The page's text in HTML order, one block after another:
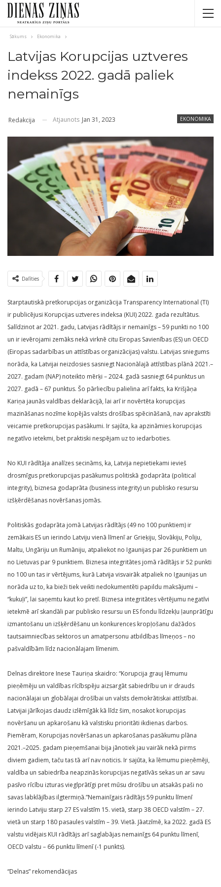
Sākums Ekonomika
Latvijas Korupcijas uztveres
indekss 2022. gadā paliek
nemainīgs
EKONOMIKA
Redakcija Atjaunots Jan 31, 2023
Dalīties
Starptautiskā pretkorupcijas organizācija Transparency International (TI)
ir publicējusi Korupcijas uztveres indeksa (KUI) 2022. gada rezultātus.
Salīdzinot ar 2021. gadu, Latvijas rādītājs ir nemainīgs – 59 punkti no 100
un ir ievērojami zemāks nekā virknē citu Eiropas Savienības (ES) un OECD
(Eiropas sadarbības un attīstības organizācijas) valstu. Latvijas sniegums
norāda, ka Latvijai neizdosies sasniegt Nacionālajā attīstības plānā 2021.–
2027. gadam (NAP) noteikto mērķi – 2024. gadā sasniegt 64 punktus un
2027. gadā – 67 punktus. Šo pārliecību palielina arī fakts, ka Krišjāņa
Kariņa jaunās valdības deklarācijā, lai arī ir novērtēta korupcijas
mazināšanas nozīme kopējās valsts drošības spēcināšanā, nav aprakstīti
veicamie pretkorupcijas pasākumi. Ir sajūta, ka apzināmies korupcijas
negatīvo ietekmi, bet praktiski nespējam uz to iedarboties.
No KUI rādītāja analīzes secināms, ka, Latvija nepietiekami ievieš
drosmīgus pretkorupcijas pasākumus politiskā godaprāta (political
integrity), biznesa godaprāta (business integrity) un publisko resursu
izšķērdēšanas novēršanas jomās.
Politiskās godaprāta jomā Latvijas rādītājs (49 no 100 punktiem) ir
zemākais ES un ierindo Latviju vienā līmenī ar Grieķiju, Slovākiju, Poliju,
Maltu, Ungāriju un Rumāniju, atpaliekot no Igaunijas par 26 punktiem un
no Lietuvas par 9 punktiem. Biznesa integritātes jomā rādītājs ir 52 punkti
no 100 un tas ir vērtējums, kurā Latvija visvairāk atpaliek no Igaunijas un
norāda uz to, ka bieži tiek veikti nedokumentēti papildu maksājumi –
“kukuļi”, lai saņemtu kaut ko pretī. Biznesa integritātes vērtējumu negatīvi
ietekmē arī skandāli par publisko resursu un ES fondu līdzekļu ļaunprātīgu
izmantošanu un izšķērdēšanu un konkurences kropļošanu dažādos
tautsaimniecības sektoros un amatpersonu atbildības līmeņos – no
pašvaldībām līdz nacionālajam līmenim.
Delnas direktore Inese Tauriņa skaidro: “Korupcija grauj lēmumu
pieņēmēju un valdības rīcībspēju aizsargāt sabiedrību un ir drauds
nacionālajai un globālajai drošībai un valsts demokrātiskai attīstībai.
Latvijai jārīkojas daudz izlēmīgāk kā līdz šim, nosakot korupcijas
novēršanu un apkarošanu kā valstisku prioritāti ikdienas darbos.
Piemēram, Korupcijas novēršanas un apkarošanas pasākumu plāna
2021.–2025. gadam pieņemšanai bija jānotiek jau vairāk nekā pirms
diviem gadiem, taču tas tā arī nav noticis. Ir sajūta, ka lēmumu pieņēmēji,
valdība un sabiedrība neapzinās korupcijas negatīvās sekas un ar savu
pasīvo rīcību izturas vieglprātīgi pret mūsu drošību un atsakās paši no
savas labklājības ilgtermiņā.”Nemainīgais rādītājs 59 punktu līmenī
ierindo Latviju starp 27 ES valstīm 15. vietā, starp 38 OECD valstīm – 27.
vietā un starp 180 pasaules valstīm – 39. Vietā. Jāatzīmē, ka 2022. gadā ES
valstu vidējais KUI rādītājs arī saglabājas nemainīgs 64 punktu līmenī,
OECD valstu – 66 punktu līmenī (-1 punkts).
“Delnas” rekomendācijas